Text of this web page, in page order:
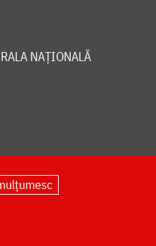
NAȚIONALĂ